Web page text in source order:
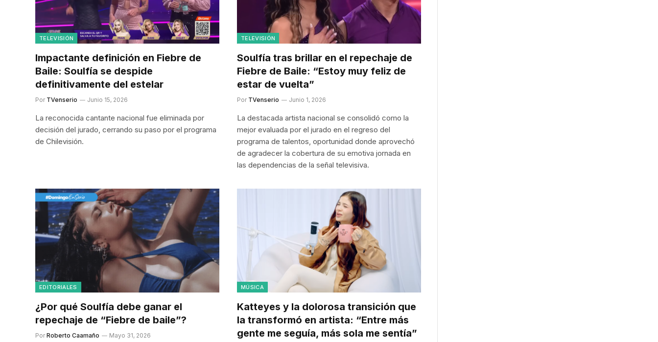
TELEVISIÓN
Impactante definición en Fiebre de
Baile: Soulfía se despide
definitivamente del estelar
Por TVenserio Junio 15, 2026
La reconocida cantante nacional fue eliminada por
decisión del jurado, cerrando su paso por el programa
de Chilevisión.
TELEVISIÓN
Soulfía tras brillar en el repechaje de
Fiebre de Baile: “Estoy muy feliz de
estar de vuelta”
Por TVenserio Junio 1, 2026
La destacada artista nacional se consolidó como la
mejor evaluada por el jurado en el regreso del
programa de talentos, oportunidad donde aprovechó
de agradecer la cobertura de su emotiva jornada en
las dependencias de la señal televisiva.
EDITORIALES
¿Por qué Soulfía debe ganar el
repechaje de “Fiebre de baile”?
Por Roberto Caamaño Mayo 31, 2026
MÚSICA
Katteyes y la dolorosa transición que
la transformó en artista: “Entre más
gente me seguía, más sola me sentía”